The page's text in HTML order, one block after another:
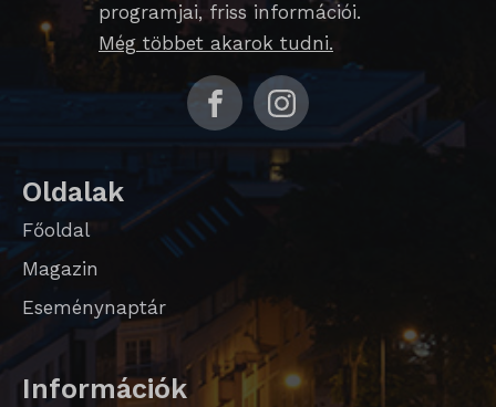
programjai, friss információi.
Még többet akarok tudni.
Oldalak
Főoldal
Magazin
Eseménynaptár
Információk